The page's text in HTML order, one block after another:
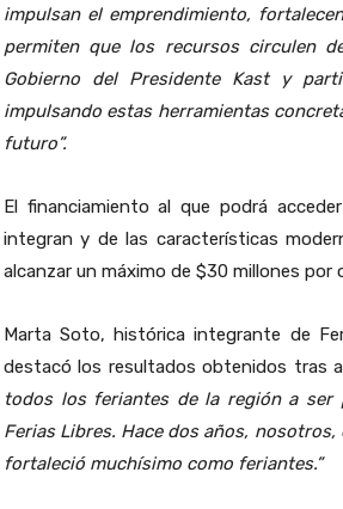
impulsan el emprendimiento,
permiten que los recursos circulen
Gobierno del Presidente Kast y
impulsando estas herramientas
futuro”.
El financiamiento al que podrá
integran y de las características
alcanzar un máximo de $30 millones por
Marta Soto, histórica integrante de
destacó los resultados obtenidos tras
todos los feriantes de la región a ser
Ferias Libres. Hace dos años,
fortaleció muchísimo como feriantes.”